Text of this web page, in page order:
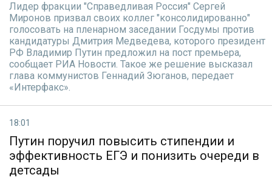
Лидер фракции "Справедливая Россия" Сергей
Миронов призвал своих коллег "консолидированно"
голосовать на пленарном заседании Госдумы против
кандидатуры Дмитрия Медведева, которого президент
РФ Владимир Путин предложил на пост премьера,
сообщает РИА Новости. Такое же решение высказал
глава коммунистов Геннадий Зюганов, передает
«Интерфакс».
18:01
Путин поручил повысить стипендии и
эффективность ЕГЭ и понизить очереди в
детсады